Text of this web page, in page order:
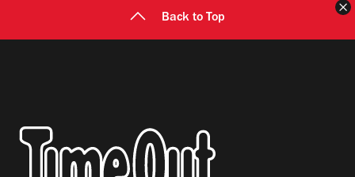
Back to Top